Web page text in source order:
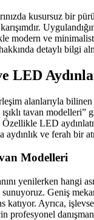
kusursuz bir
modern ve
hakkında detaylı
LED
alanlarıyla
tavan
LED
aydınlık ve ferah
Modelleri
yenilerken hangi
Geniş
Ayrıca,
profesyonel